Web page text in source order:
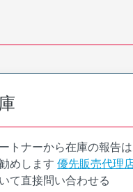
トナーから在庫の報告は
めします 優先販売代理
て直接問い合わせる